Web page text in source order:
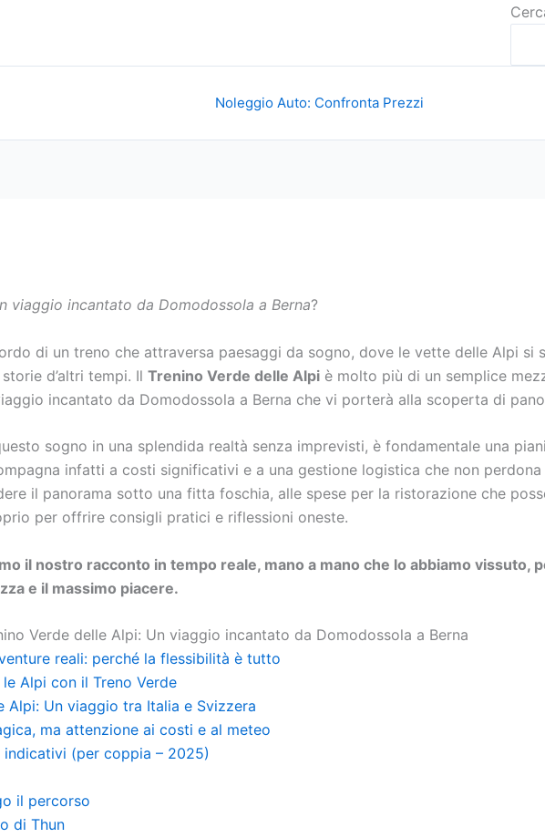
Noleggio Auto: Confronta Prezzi
viaggio incantato da Domodossola a Berna?
di un treno che attraversa paesaggi da sogno, dove le vette delle Alpi si
d’altri tempi. Il Trenino Verde delle Alpi è molto più di un semplice
incantato da Domodossola a Berna che vi porterà alla scoperta di
sogno in una splendida realtà senza imprevisti, è fondamentale una
infatti a costi significativi e a una gestione logistica che non
il panorama sotto una fitta foschia, alle spese per la ristorazione che
per offrire consigli pratici e riflessioni oneste.
il nostro racconto in tempo reale, mano a mano che lo abbiamo vissuto,
e il massimo piacere.
Verde delle Alpi: Un viaggio incantato da Domodossola a Berna
reali: perché la flessibilità è tutto
Alpi con il Treno Verde
Alpi: Un viaggio tra Italia e Svizzera
ma attenzione ai costi e al meteo
indicativi (per coppia – 2025)
il percorso
di Thun